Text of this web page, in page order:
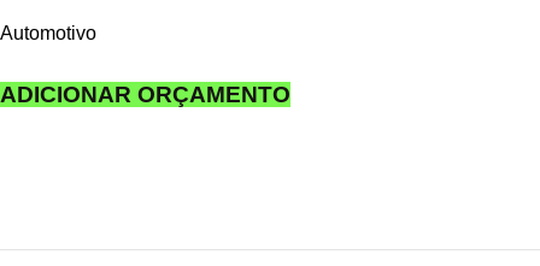
Automotivo
ADICIONAR ORÇAMENTO